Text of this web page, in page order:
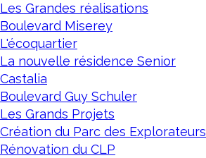
Les Grandes réalisations
Boulevard Miserey
L'écoquartier
La nouvelle résidence Senior
Castalia
Boulevard Guy Schuler
Les Grands Projets
Création du Parc des Explorateurs
Rénovation du CLP